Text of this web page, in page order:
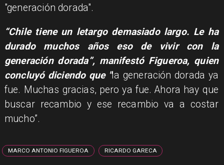
"generación dorada".
“Chile tiene un letargo demasiado largo. Le ha
durado muchos años eso de vivir con la
generación dorada”, manifestó Figueroa, quien
concluyó diciendo que "la generación dorada ya
fue. Muchas gracias, pero ya fue. Ahora hay que
buscar recambio y ese recambio va a costar
mucho”.
MARCO ANTONIO FIGUEROA RICARDO GARECA